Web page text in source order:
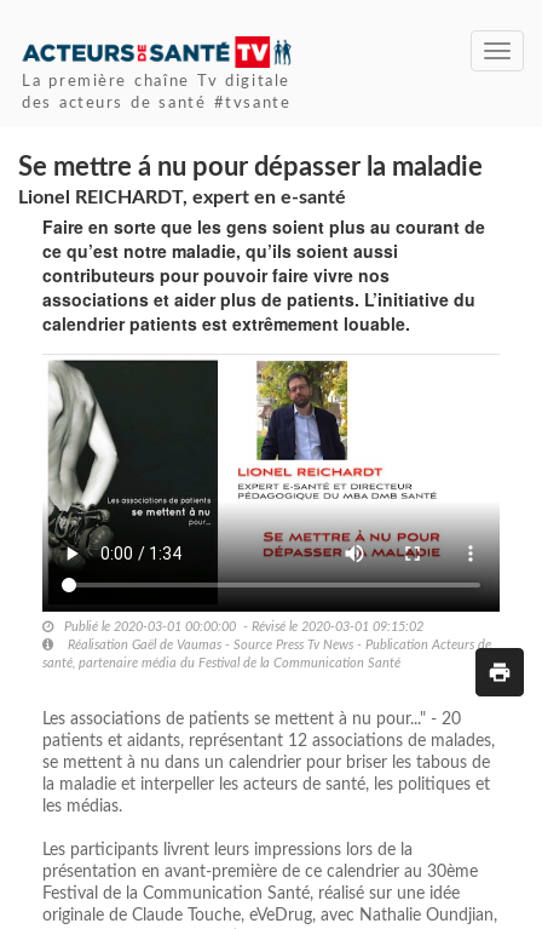
La première chaîne Tv digitale
des acteurs de santé #tvsante
Se mettre á nu pour dépasser la maladie
Lionel REICHARDT, expert en e-santé
Faire en sorte que les gens soient plus au courant de
ce qu’est notre maladie, qu’ils soient aussi
contributeurs pour pouvoir faire vivre nos
associations et aider plus de patients. L’initiative du
calendrier patients est extrêmement louable.
Publié le 2020-03-01 00:00:00 - Révisé le 2020-03-01 09:15:02
Réalisation Gaël de Vaumas - Source Press Tv News - Publication Acteurs de
santé, partenaire média du Festival de la Communication Santé
Les associations de patients se mettent à nu pour..." - 20
patients et aidants, représentant 12 associations de malades,
se mettent à nu dans un calendrier pour briser les tabous de
la maladie et interpeller les acteurs de santé, les politiques et
les médias.
Les participants livrent leurs impressions lors de la
présentation en avant-première de ce calendrier au 30ème
Festival de la Communication Santé, réalisé sur une idée
originale de Claude Touche, eVeDrug, avec Nathalie Oundjian,